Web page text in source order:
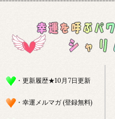
・更新履歴★10月7日更新
・幸運メルマガ (登録無料)